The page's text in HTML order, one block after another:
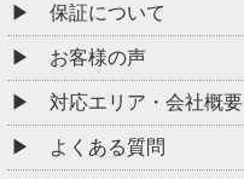
保証について
お客様の声
対応エリア・会社概要
よくある質問